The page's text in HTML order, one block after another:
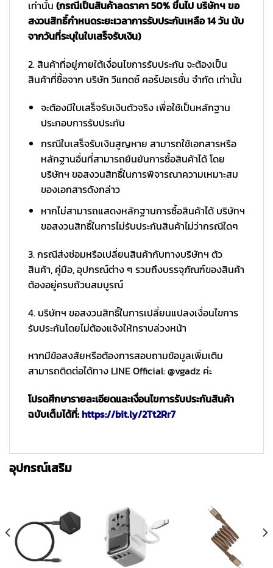
เท่านั้น (กรณีเป็นสินค้าลดราคา 50% ขึ้นไป บริษัทฯ ขอ
สงวนสิทธิ์กำหนดระยะเวลาการรับประกันเหลือ 14 วัน นับ
จากวันที่ระบุในใบเสร็จรับเงิน)
2. สินค้าที่อยู่ภายใต้เงื่อนไขการรับประกัน จะต้องเป็น
สินค้าที่ซื้อจาก บริษัท วีแกดซ์ คอร์ปอเรชั่น จำกัด เท่านั้น
จะต้องมีใบเสร็จรับเงินตัวจริง เพื่อใช้เป็นหลักฐาน
ประกอบการรับประกัน
กรณีใบเสร็จรับเงินสูญหาย สามารถใช้เอกสารหรือ
หลักฐานอื่นที่สามารถยืนยันการซื้อสินค้าได้ โดย
บริษัทฯ ขอสงวนสิทธิ์ในการพิจารณาความเหมาะสม
ของเอกสารดังกล่าว
หากไม่สามารถแสดงหลักฐานการซื้อสินค้าได้ บริษัทฯ
ขอสงวนสิทธิ์ในการไม่รับประกันสินค้าไม่ว่ากรณีใดๆ
3. กรณีส่งซ่อมหรือเปลี่ยนสินค้ากับทางบริษัทฯ ตัว
สินค้า, คู่มือ, อุปกรณ์ต่าง ๆ รวมถึงบรรจุภัณฑ์ของสินค้า
ต้องอยู่ครบถ้วนสมบูรณ์
4. บริษัทฯ ขอสงวนสิทธิ์ในการเปลี่ยนแปลงเงื่อนไขการ
รับประกันโดยไม่ต้องแจ้งให้ทราบล่วงหน้า
หากมีข้อสงสัยหรือต้องการสอบถามข้อมูลเพิ่มเติม
สามารถติดต่อได้ทาง LINE Official: @vgadz ค่ะ
โปรดศึกษารายละเอียดและเงื่อนไขการรับประกันสินค้า
ฉบับเต็มได้ที่:https://bit.ly/2Tt2Rr7
อุปกรณ์เสริม